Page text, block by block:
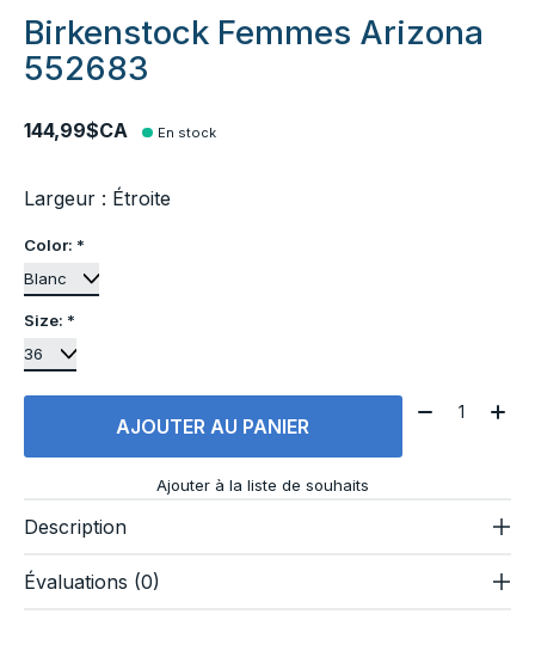
Birkenstock Femmes Arizona
552683
144,99$CA En stock
Largeur : Étroite
Color: *
Size: *
AJOUTER AU PANIER
Quantité:
Ajouter à la liste de souhaits
Description
Évaluations (0)